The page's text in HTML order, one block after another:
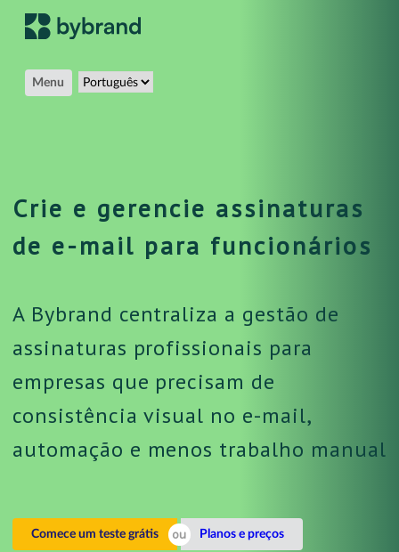
Menu
Crie e gerencie assinaturas
de e-mail para funcionários
A Bybrand centraliza a gestão de
assinaturas profissionais para
empresas que precisam de
consistência visual no e-mail,
automação e menos trabalho manual
Comece um teste grátis Planos e preços